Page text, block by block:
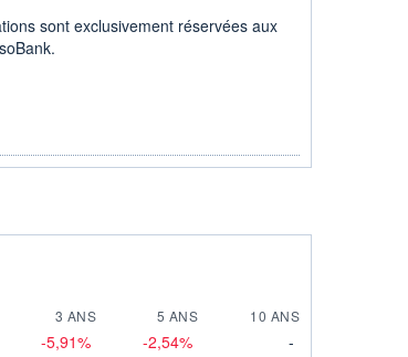
sont exclusivement réservées aux
3 ANS 5 ANS
10 ANS
-5,91% -2,54% -